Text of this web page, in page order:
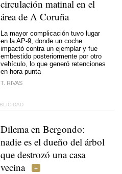
circulación matinal en el
área de A Coruña
La mayor complicación tuvo lugar
en la AP-9, donde un coche
impactó contra un ejemplar y fue
embestido posteriormente por otro
vehículo, lo que generó retenciones
en hora punta
T. RIVAS
Dilema en Bergondo:
nadie es el dueño del árbol
que destrozó una casa
vecina